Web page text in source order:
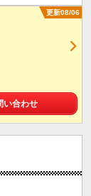
更新08/06
い合わせ